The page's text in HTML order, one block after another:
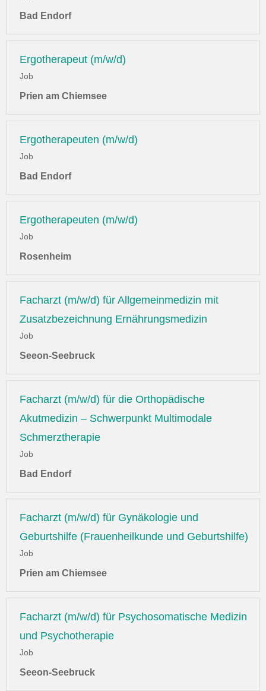
Bad Endorf
Ergotherapeut (m/w/d)
Job
Prien am Chiemsee
Ergotherapeuten (m/w/d)
Job
Bad Endorf
Ergotherapeuten (m/w/d)
Job
Rosenheim
Facharzt (m/w/d) für Allgemeinmedizin mit
Zusatzbezeichnung Ernährungsmedizin
Job
Seeon-Seebruck
Facharzt (m/w/d) für die Orthopädische
Akutmedizin – Schwerpunkt Multimodale
Schmerztherapie
Job
Bad Endorf
Facharzt (m/w/d) für Gynäkologie und
Geburtshilfe (Frauenheilkunde und Geburtshilfe)
Job
Prien am Chiemsee
Facharzt (m/w/d) für Psychosomatische Medizin
und Psychotherapie
Job
Seeon-Seebruck